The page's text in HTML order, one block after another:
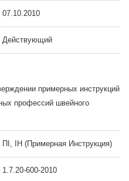
07.10.2010
Действующий
примерных инструкций
профессий швейного
ПІ, ІН (Примерная Инструкция)
1.7.20-600-2010